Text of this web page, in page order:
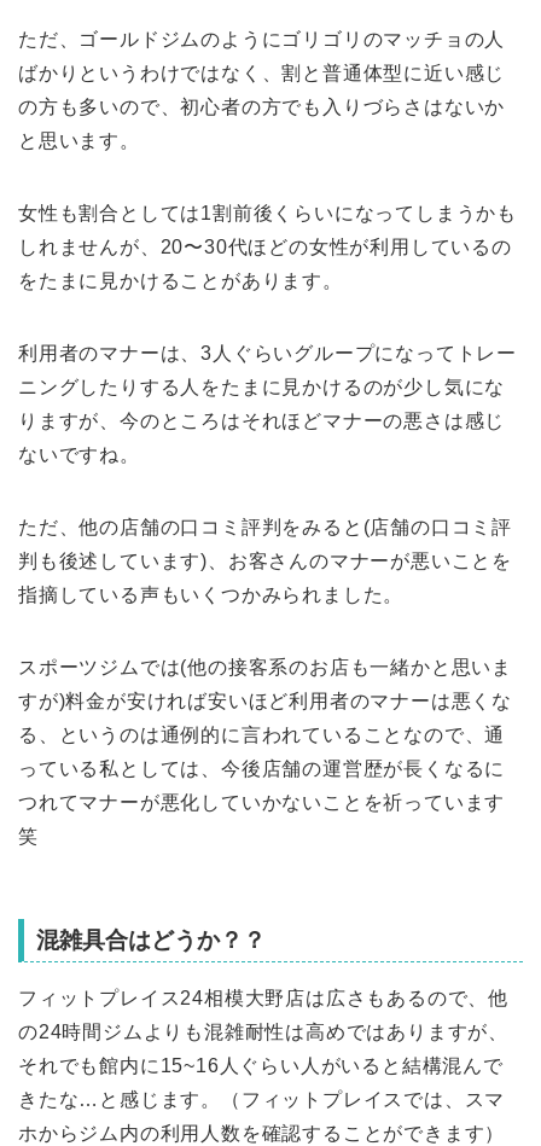
ただ、ゴールドジムのようにゴリゴリのマッチョの人
ばかりというわけではなく、割と普通体型に近い感じ
の方も多いので、初心者の方でも入りづらさはないか
と思います。
女性も割合としては1割前後くらいになってしまうかも
しれませんが、20〜30代ほどの女性が利用しているの
をたまに見かけることがあります。
利用者のマナーは、3人ぐらいグループになってトレー
ニングしたりする人をたまに見かけるのが少し気にな
りますが、今のところはそれほどマナーの悪さは感じ
ないですね。
ただ、他の店舗の口コミ評判をみると(店舗の口コミ評
判も後述しています)、お客さんのマナーが悪いことを
指摘している声もいくつかみられました。
スポーツジムでは(他の接客系のお店も一緒かと思いま
すが)料金が安ければ安いほど利用者のマナーは悪くな
る、というのは通例的に言われていることなので、通
っている私としては、今後店舗の運営歴が長くなるに
つれてマナーが悪化していかないことを祈っています
笑
混雑具合はどうか？？
フィットプレイス24相模大野店は広さもあるので、他
の24時間ジムよりも混雑耐性は高めではありますが、
それでも館内に15~16人ぐらい人がいると結構混んで
きたな…と感じます。（フィットプレイスでは、スマ
ホからジム内の利用人数を確認することができます）